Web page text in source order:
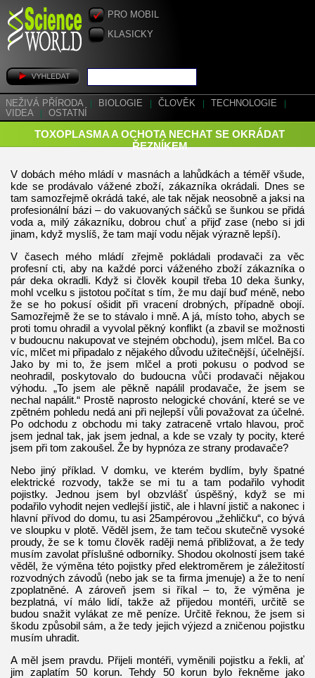
PRO MOBIL
KLASICKY
NEŽIVÁ PŘÍRODA BIOLOGIE ČLOVĚK TECHNOLOGIE
VIDEA
OSTATNÍ
TOXOPLASMA A OCHOTA NECHAT SE OKRÁDAT
ŘEZNÍKEM
V dobách mého mládí v masnách a lahůdkách a téměř všude,
kde se prodávalo vážené zboží, zákazníka okrádali. Dnes se
tam samozřejmě okrádá také, ale tak nějak neosobně a jaksi na
profesionální bázi – do vakuovaných sáčků se šunkou se přidá
voda a, milý zákazníku, dobrou chuť a přijď zase (nebo si jdi
jinam, když myslíš, že tam mají vodu nějak výrazně lepší).
V časech mého mládí zřejmě pokládali prodavači za věc
profesní cti, aby na každé porci váženého zboží zákazníka o
pár deka okradli. Když si člověk koupil třeba 10 deka šunky,
mohl vcelku s jistotou počítat s tím, že mu dají buď méně, nebo
že se ho pokusí ošidit při vracení drobných, případně obojí.
Samozřejmě že se to stávalo i mně. A já, místo toho, abych se
proti tomu ohradil a vyvolal pěkný konflikt (a zbavil se možnosti
v budoucnu nakupovat ve stejném obchodu), jsem mlčel. Ba co
víc, mlčet mi připadalo z nějakého důvodu užitečnější, účelnější.
Jako by mi to, že jsem mlčel a proti pokusu o podvod se
neohradil, poskytovalo do budoucna vůči prodavači nějakou
výhodu. „To jsem ale pěkně napálil prodavače, že jsem se
nechal napálit.“ Prostě naprosto nelogické chování, které se ve
zpětném pohledu nedá ani při nejlepší vůli považovat za účelné.
Po odchodu z obchodu mi taky zatraceně vrtalo hlavou, proč
jsem jednal tak, jak jsem jednal, a kde se vzaly ty pocity, které
jsem při tom zakoušel. Že by hypnóza ze strany prodavače?
Nebo jiný příklad. V domku, ve kterém bydlím, byly špatné
elektrické rozvody, takže se mi tu a tam podařilo vyhodit
pojistky. Jednou jsem byl obzvlášť úspěšný, když se mi
podařilo vyhodit nejen vedlejší jistič, ale i hlavní jistič a nakonec i
hlavní přívod do domu, tu asi 25ampérovou „žehličku“, co bývá
ve sloupku v plotě. Věděl jsem, že tam tečou skutečně vysoké
proudy, že se k tomu člověk raději nemá přibližovat, a že tedy
musím zavolat příslušné odborníky. Shodou okolností jsem také
věděl, že výměna této pojistky před elektroměrem je záležitostí
rozvodných závodů (nebo jak se ta firma jmenuje) a že to není
zpoplatněné. A zároveň jsem si říkal – to, že výměna je
bezplatná, ví málo lidí, takže až přijedou montéři, určitě se
budou snažit vylákat ze mě peníze. Určitě řeknou, že jsem si
škodu způsobil sám, a že tedy jejich výjezd a zničenou pojistku
musím uhradit.
A měl jsem pravdu. Přijeli montéři, vyměnili pojistku a řekli, ať
jim zaplatím 50 korun. Tehdy 50 korun bylo řekněme jako